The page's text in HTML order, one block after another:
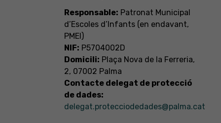
Responsable: Patronat Municipal
d’Escoles d’Infants (en endavant,
PMEI)
NIF: P5704002D
Domicili: Plaça Nova de la Ferreria,
2, 07002 Palma
Contacte delegat de protecció
de dades:
delegat.protecciodedades@palma.cat